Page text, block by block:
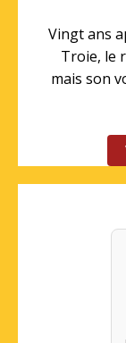
Vingt ans
Troie, le
mais son